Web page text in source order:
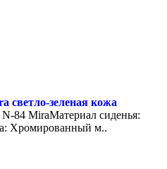
светло-зеленая кожа
84 MiraМатериал сиденья:
Хромированный м..